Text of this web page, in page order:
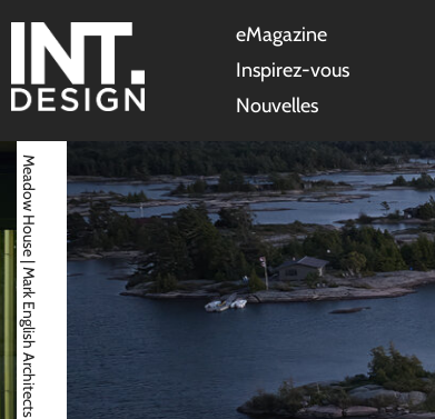
eMagazine
Inspirez-vous
Nouvelles
Meadow House | Mark English Architects